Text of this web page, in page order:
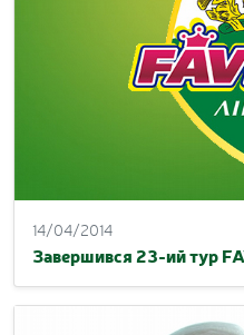
14/04/2014
Завершився 23-ий тур